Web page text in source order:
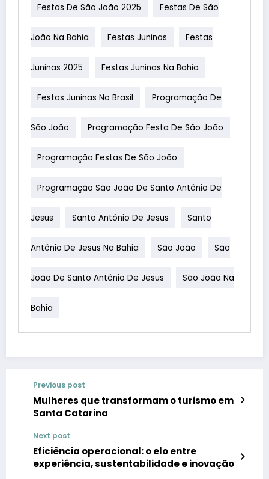
Festas De São João 2025 Festas De São
João Na Bahia Festas Juninas Festas
Juninas 2025 Festas Juninas Na Bahia
Festas Juninas No Brasil Programação De
São João Programação Festa De São João
Programação Festas De São João
Programação São João De Santo Antônio De
Jesus Santo Antônio De Jesus Santo
Antônio De Jesus Na Bahia São João São
João De Santo Antônio De Jesus São João Na
Bahia
Previous post
Mulheres que transformam o turismo em
Santa Catarina
Next post
Eficiência operacional: o elo entre
experiência, sustentabilidade e inovação